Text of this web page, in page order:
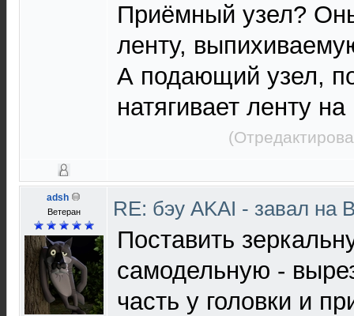
Приёмный узел?
ленту,
А подающий узел,
натягивает ленту на
adsh
Ветеран RE: бэу AKAI - завал на
Поставить
самодельную -
часть у головки и